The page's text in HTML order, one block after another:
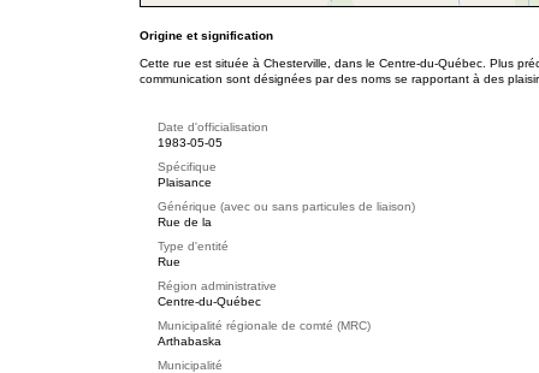
Origine et signification
Cette rue est située à Chesterville, dans le Centre-du-Québec. Plus
communication sont désignées par des noms se rapportant à des
Date d'officialisation
1983-05-05
Spécifique
Plaisance
Générique (avec ou sans particules de liaison)
Rue de la
Type d'entité
Rue
Région administrative
Centre-du-Québec
Municipalité régionale de comté (MRC)
Arthabaska
Municipalité